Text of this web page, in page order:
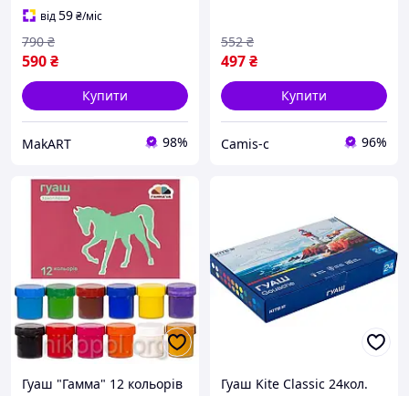
від59₴/міс
590₴
790 ₴
Купити
MakART 98%
497₴
552 ₴
Купити
Camis-c 96%
Гуаш "Гамма" 12 кольорів
Гуаш Kite Classic 24кол.